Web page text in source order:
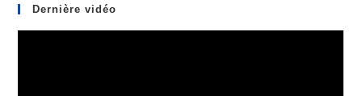
Dernière vidéo